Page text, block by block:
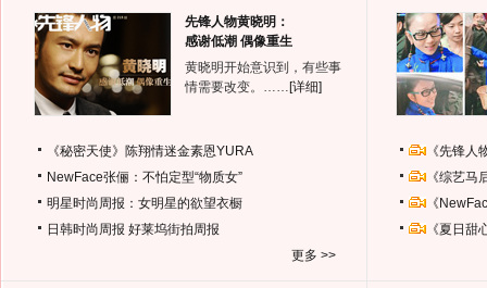
先锋人物黄晓明：
感谢低潮 偶像重生
黄晓明开始意识到，有些事
情需要改变。…… [详细]
《秘密天使》陈翔情迷金素恩YURA
NewFace张俪：不怕定型“物质女”
明星时尚周报：女明星的欲望衣橱
日韩时尚周报 好莱坞街拍周报
更多 >>
《先锋
《综艺
《
《夏日